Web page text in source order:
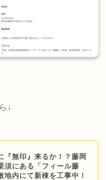
↓
『無印』来るか！？藤岡
須にある「フィール藤
地内にて新棟を工事中！